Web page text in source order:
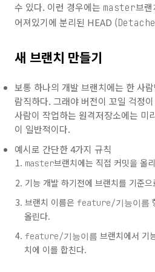
수 있다. 이런 경우에는 master브랜
어져있기에 분리된 HEAD (
새 브랜치 만들기
보통 하나의 개발 브랜치에는 한 사
람직하다. 그래야 버전이 꼬일 걱정
사람이 작업하는 원격저장소에는 미
이 일반적이다.
예시로 간단한 4가지 규칙
master브랜치에는 직접 커밋을 올
기능 개발 하기전에 브랜치를 기준
브랜치 이름은 feature/기능이름
올린다.
feature/기능이름 브랜치에서 기
치에 이를 합친다.